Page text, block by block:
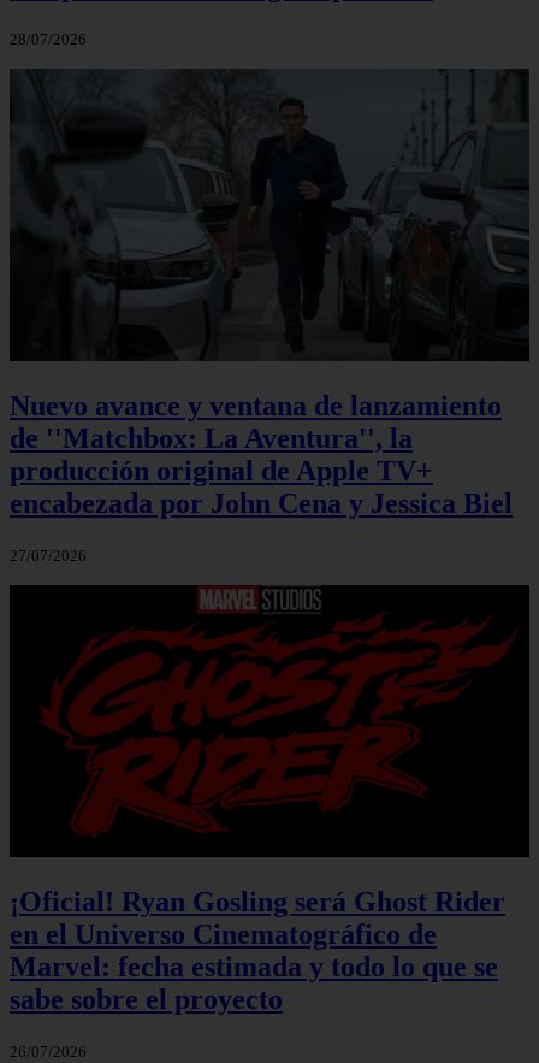
28/07/2026
Nuevo avance y ventana de lanzamiento
de ''Matchbox: La Aventura'', la
producción original de Apple TV+
encabezada por John Cena y Jessica Biel
27/07/2026
¡Oficial! Ryan Gosling será Ghost Rider
en el Universo Cinematográfico de
Marvel: fecha estimada y todo lo que se
sabe sobre el proyecto
26/07/2026